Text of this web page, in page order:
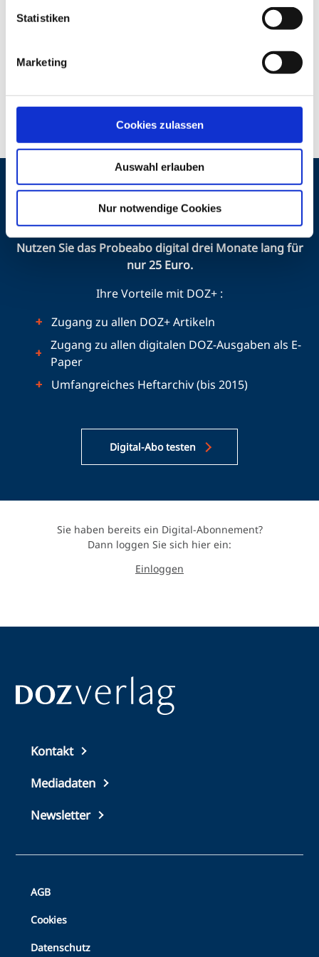
Statistiken
Marketing
Cookies zulassen
Auswahl erlauben
Nur notwendige Cookies
machen. Stattdessen entsteht ein rötlicher Reflex, da
Licht vom stark durchbluteten Augenhintergrund
zurückgeworfen wird. Egal ob Mensch oder Tier, der
Aderhaut kommt eine große Bedeutung im
Überblick über den Aufbau und die Funktion der
Jetzt Digital-Abo testen und weiterlesen!
Nutzen Sie das Probeabo digital drei Monate lang für
nur 25 Euro.
Ihre Vorteile mit DOZ+ :
Zugang zu allen DOZ+ Artikeln
Zugang zu allen digitalen DOZ-Ausgaben als E-
Paper
Umfangreiches Heftarchiv (bis 2015)
Digital-Abo testen
Sie haben bereits ein Digital-Abonnement?
Dann loggen Sie sich hier ein:
Einloggen
Top
footer
Kontakt
Mediadaten
Newsletter
Bottom
Footer
AGB
Cookies
Datenschutz